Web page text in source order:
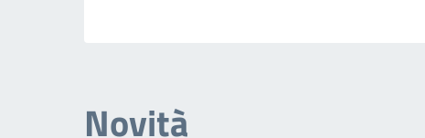
Novità